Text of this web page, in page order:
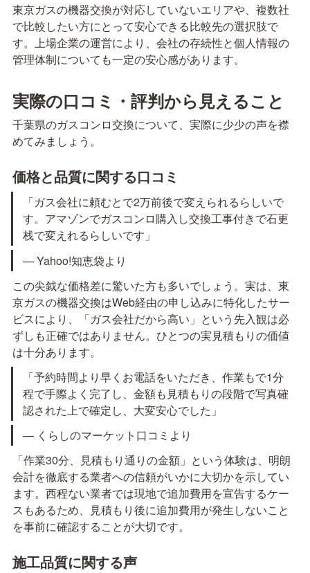
東京ガスの機器交換が対応していないエリアや、複数社
で比較したい方にとって安心できる比較先の選択肢で
す。上場企業の運営により、会社の存続性と個人情報の
管理体制についても一定の安心感があります。
実際の口コミ・評判から見えること
千葉県のガスコンロ交換について、実際に少少の声を襟
めてみましょう。
価格と品質に関する口コミ
「ガス会社に頼むとで2万前後で変えられるらしいで
す。アマゾンでガスコンロ購入し交換工事付きで石更
栈で変えれるらしいです」
— Yahoo!知恵袋より
この尖鉞な価格差に驚いた方も多いでしょう。実は、東
京ガスの機器交換はWeb経由の申し込みに特化したサー
ビスにより、「ガス会社だから高い」という先入観は必
ずしも正確ではありません。ひとつの実見積もりの価値
は十分あります。
「予約時間より早くお電話をいただき、作業もで1分
程で手際よく完了し、金額も見積もりの段階で写真確
認された上で確定し、大変安心でした」
— くらしのマーケット口コミより
「作業30分、見積もり通りの金額」という体験は、明朗
会計を徹底する業者への信頼がいかに大切かを示してい
ます。西程ない業者では現地で追加費用を宣告するケー
スもあるため、見積もり後に追加費用が発生しないこと
を事前に確認することが大切です。
施工品質に関する声